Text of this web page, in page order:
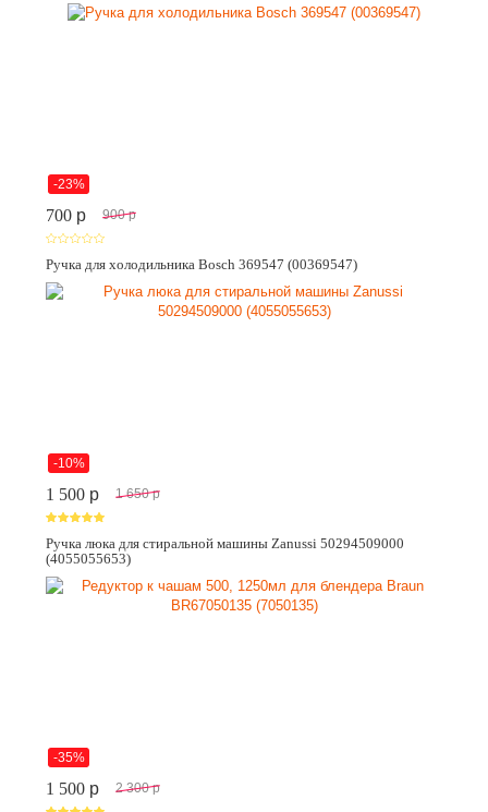
-23%
700 p 900 p
Ручка для холодильника Bosch 369547 (00369547)
-10%
1 500 p 1 650 p
Ручка люка для стиральной машины Zanussi 50294509000
(4055055653)
-35%
1 500 p 2 300 p